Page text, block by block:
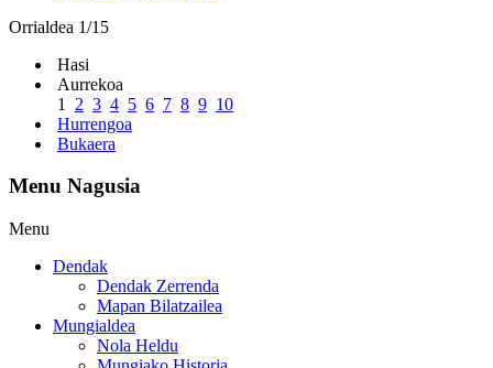
Orrialdea 1/15
Hasi
Aurrekoa
1
2 3 4 5 6 7 8 9 10
Hurrengoa
Bukaera
Menu Nagusia
Menu
Dendak
Dendak Zerrenda
Mapan Bilatzailea
Mungialdea
Nola Heldu